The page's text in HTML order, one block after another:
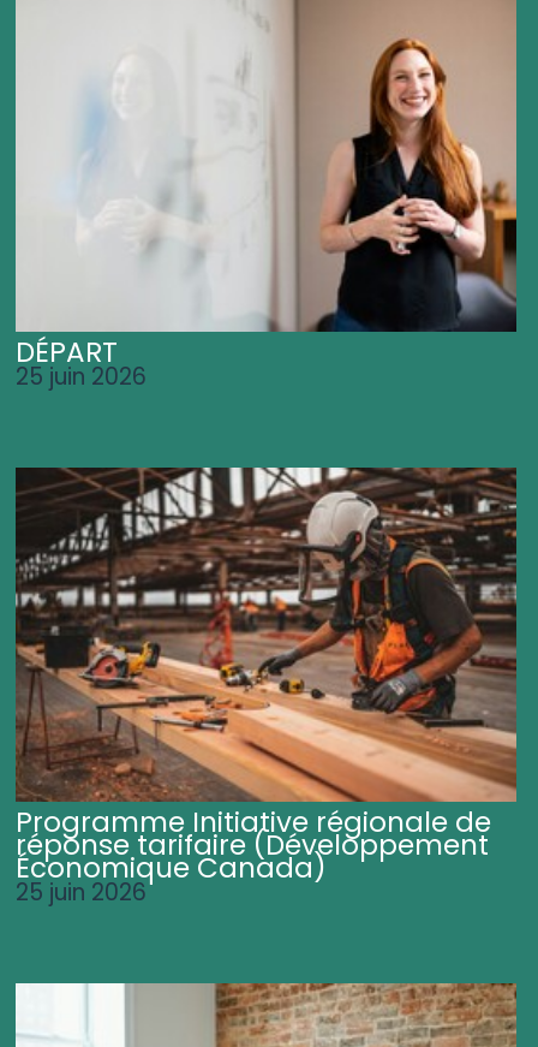
DÉPART
25 juin 2026
Programme Initiative régionale de
réponse tarifaire (Développement
Économique Canada)
25 juin 2026